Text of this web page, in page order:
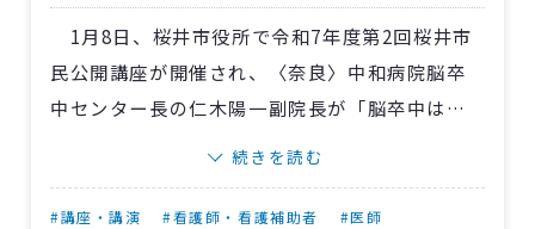
1月8日、桜井市役所で令和7年度第2回桜井市
民公開講座が開催され、〈奈良〉中和病院脳卒
中センター長の仁木陽一副院長が「脳卒中は予
防できる!?専門医が教える認知症の正しい知識
～」と題して講演しました。
続きを読む
#講座・講演 #看護師・看護補助者 #医師